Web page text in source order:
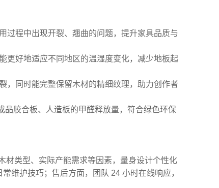
过程中出现开裂、翘曲的问题，提升家具品质与
更好地适应不同地区的温湿度变化，减少地板起
，同时能完整保留木材的精细纹理，助力创作者
胶合板、人造板的甲醛释放量，符合绿色环保
材类型、实际产能需求等因素，量身设计个性化
维护技巧；售后方面，团队 24 小时在线响应，